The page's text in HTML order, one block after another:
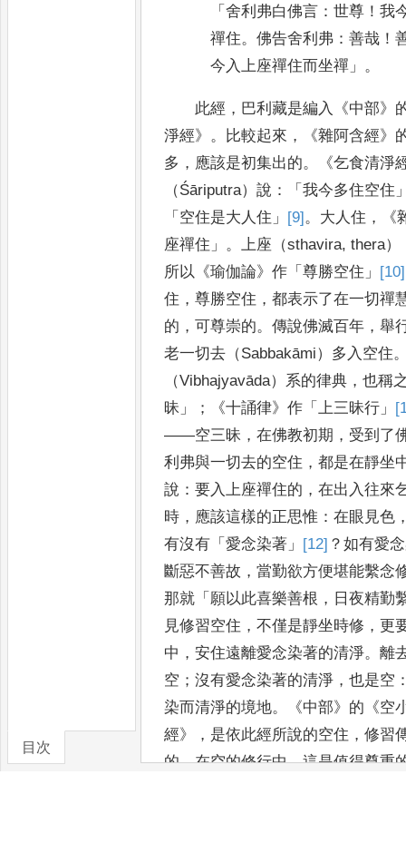
目次
「舍利弗白佛言 ：世尊 ！我
禪住。佛告舍利弗 ：善哉 ！
今入上座禪住而坐禪 」。
此經 ， 巴利藏是編入 《中部》
淨經》 。 比較起來 ， 《雜阿含經》
多 ， 應該是初集出的。 《乞食清淨
（Śāriputra）說 ： 「我今多住空住
「 空住是大人住 」 [9] 。 大人住 ， 《
座禪住 」。上座（sthavira,thera）
所以 《瑜伽論》作 「尊勝空住 」 [10]
住 ，尊勝空住 ，都表示了在一切禪
的 ，可尊崇的。傳說佛滅百年 ，舉
老一切去 （Sabbakāmi）多入空住
（Vibhajyavāda）系的律典 ，也稱
昧 」； 《十誦律》作 「上三昧行 」
——空三昧 ，在佛教初期 ， 受到了
利弗與一切去的空住 ，都是在靜坐
說 ：要入上座禪住的 ，在出入往來
時 ， 應該這樣的正思惟 ：在眼見色
有沒有 「愛念染著 」 [12] ？如有愛
斷惡不善故 ，當勤欲方便堪能繫念
那就 「 願以此喜樂善根 ， 日夜精勤
見修習空住 ，不僅是靜坐時修 ， 更
中 ，安住遠離愛念染著的清淨。離
空 ；沒有愛念染著的清淨 ，也是空
染而清淨的境地。 《中部》 的 《空
經》 ， 是依此經所說的空住 ，修習
的。在空的修行中，這是值得尊重